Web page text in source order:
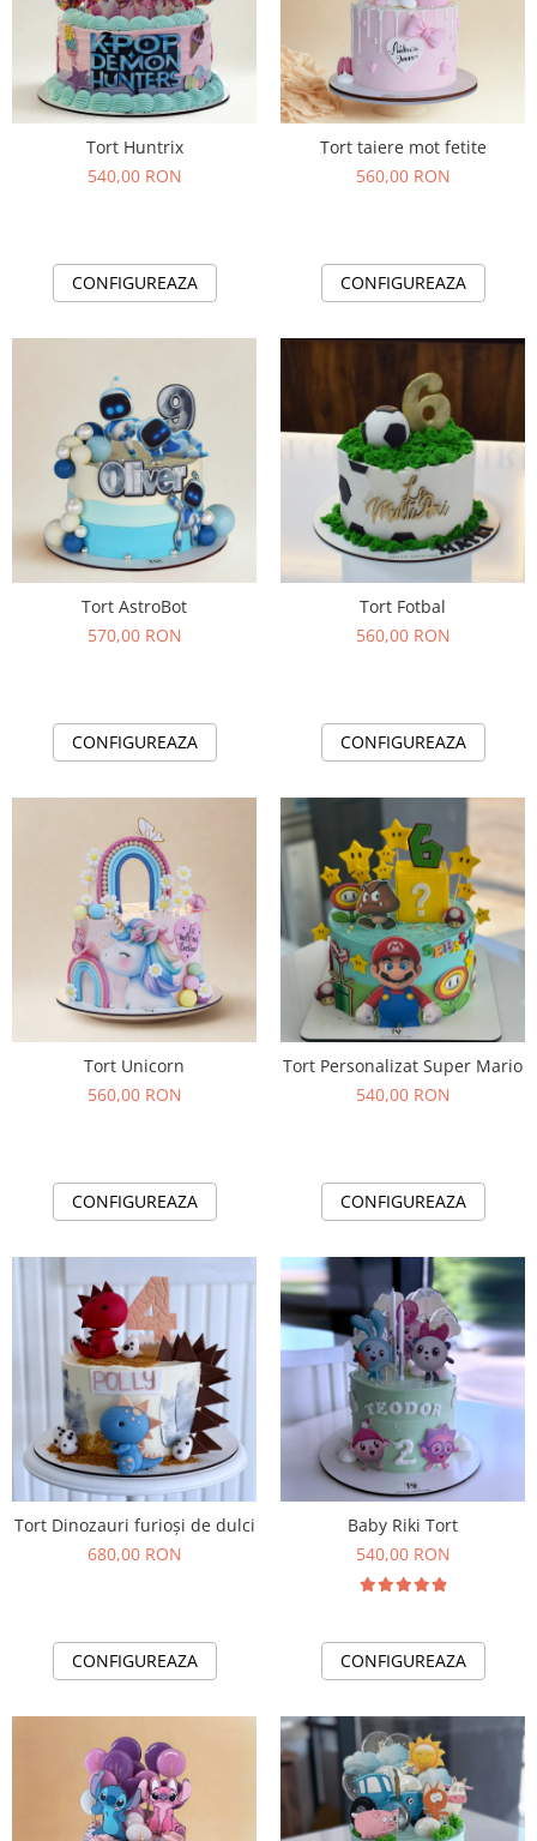
Tort Huntrix
540,00 RON
CONFIGUREAZA
Tort taiere mot fetite
560,00 RON
CONFIGUREAZA
Tort AstroBot
570,00 RON
CONFIGUREAZA
Tort Fotbal
560,00 RON
CONFIGUREAZA
Tort Unicorn
560,00 RON
CONFIGUREAZA
Tort Personalizat Super Mario
540,00 RON
CONFIGUREAZA
Tort Dinozauri furioși de dulci
680,00 RON
CONFIGUREAZA
Baby Riki Tort
540,00 RON
CONFIGUREAZA